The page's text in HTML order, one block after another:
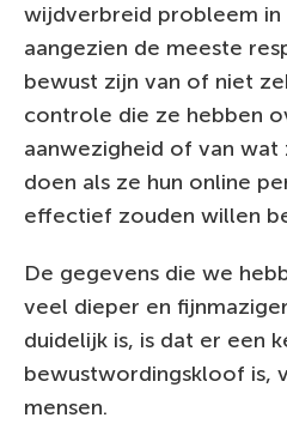
wijdverbreid probleem in
aangezien de meeste
bewust zijn van of niet
controle die ze hebben
aanwezigheid of van wat
doen als ze hun online
effectief zouden willen
De gegevens die we
veel dieper en
duidelijk is, is dat er een
bewustwordingskloof is,
mensen.